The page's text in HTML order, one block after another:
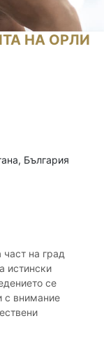
НА ОРЛИ
България
на град
истински
се
с внимание